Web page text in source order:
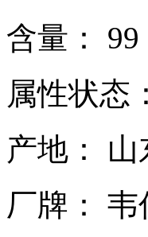
含量： 99
属性状态
产地： 山
厂牌： 韦